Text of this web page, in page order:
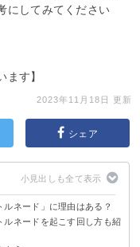
にしてみてください
ます】
2023年11月18日 更新
シェア
ネード」に理由はある？
の名残」
ルネードを起こす回し方も紹